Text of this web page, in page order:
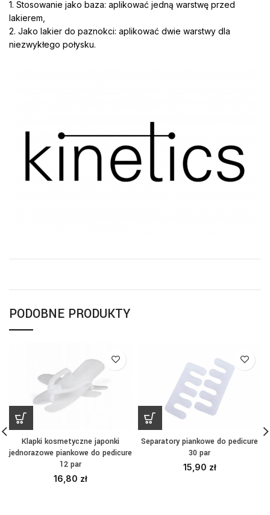
1. Stosowanie jako baza: aplikować jedną warstwę przed
lakierem,
2. Jako lakier do paznokci: aplikować dwie warstwy dla
niezwykłego połysku.
PODOBNE PRODUKTY
Klapki kosmetyczne japonki
jednorazowe piankowe do pedicure
12 par
16,80 zł
Separatory piankowe do pedicure
30 par
15,90 zł